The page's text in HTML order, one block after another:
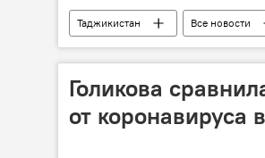
Таджикистан Все новости
тюрьма
коронавирус
Голикова
от коронавируса